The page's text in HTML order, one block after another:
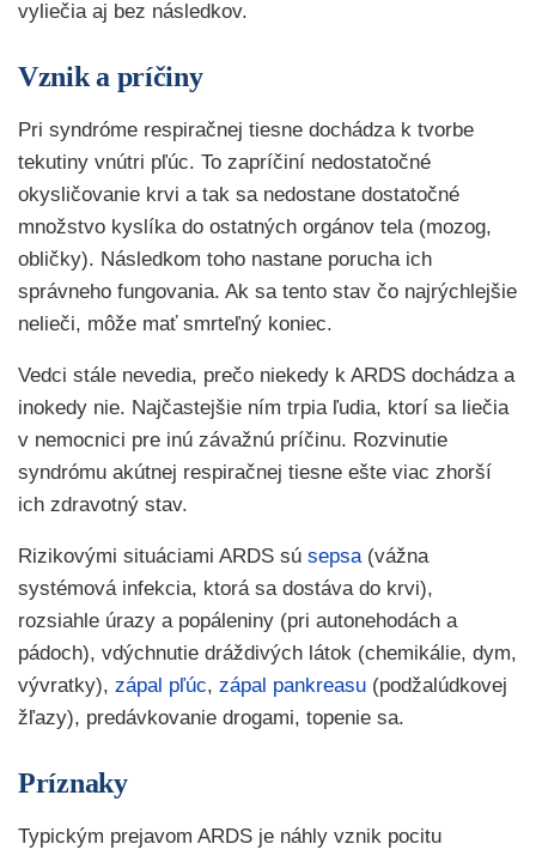
vyliečia aj bez následkov.
Vznik a príčiny
Pri syndróme respiračnej tiesne dochádza k tvorbe
tekutiny vnútri pľúc. To zapríčiní nedostatočné
okysličovanie krvi a tak sa nedostane dostatočné
množstvo kyslíka do ostatných orgánov tela (mozog,
obličky). Následkom toho nastane porucha ich
správneho fungovania. Ak sa tento stav čo najrýchlejšie
nelieči, môže mať smrteľný koniec.
Vedci stále nevedia, prečo niekedy k ARDS dochádza a
inokedy nie. Najčastejšie ním trpia ľudia, ktorí sa liečia
v nemocnici pre inú závažnú príčinu. Rozvinutie
syndrómu akútnej respiračnej tiesne ešte viac zhorší
ich zdravotný stav.
Rizikovými situáciami ARDS sú sepsa(vážna
systémová infekcia, ktorá sa dostáva do krvi),
rozsiahle úrazy a popáleniny (pri autonehodách a
pádoch), vdýchnutie dráždivých látok (chemikálie, dym,
vývratky), zápal pľúc, zápal pankreasu (podžalúdkovej
žľazy), predávkovanie drogami, topenie sa.
Príznaky
Typickým prejavom ARDS je náhly vznik pocitu